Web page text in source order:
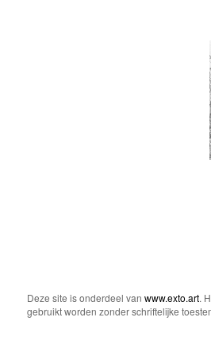
Deze site is onderdeel van www.exto.art.
gebruikt worden zonder schriftelijke